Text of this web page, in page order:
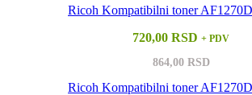
Ricoh Kompatibilni toner
720,00 RSD + PDV
864,00 RSD
Ricoh Kompatibilni toner